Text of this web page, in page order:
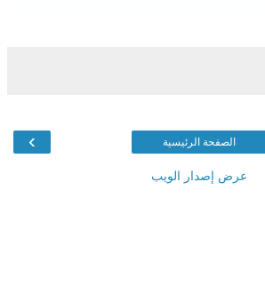
› الصفحة الرئيسية
عرض إصدار الويب